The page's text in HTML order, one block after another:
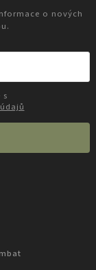
o nových